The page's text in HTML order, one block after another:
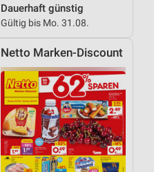
Dauerhaft günstig
Gültig bis Mo. 31.08.
Netto Marken-Discount